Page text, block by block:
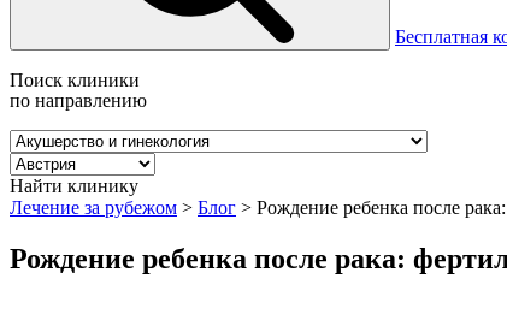
Бесплатная
Поиск клиники
по направлению
Найти клинику
Лечение за рубежом > Блог > Рождение ребенка после
Рождение ребенка после рака: